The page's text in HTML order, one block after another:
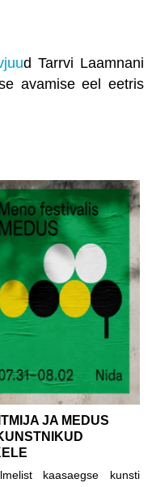
d Tarrvi Laamnani
avamise eel eetris
JA MEDUS
kaasaegse kunsti